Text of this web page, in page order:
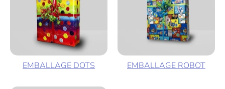
EMBALLAGE DOTS EMBALLAGE ROBOT